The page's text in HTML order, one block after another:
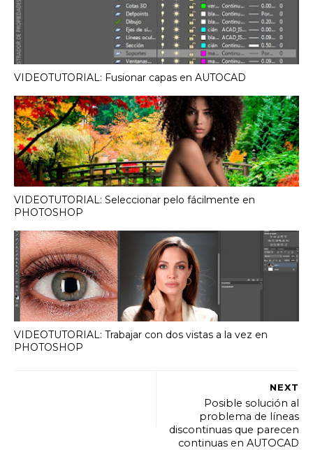
VIDEOTUTORIAL: Fusionar capas en AUTOCAD
VIDEOTUTORIAL: Seleccionar pelo fácilmente en
PHOTOSHOP
VIDEOTUTORIAL: Trabajar con dos vistas a la vez en
PHOTOSHOP
NEXT
Posible solución al
problema de líneas
discontinuas que parecen
continuas en AUTOCAD